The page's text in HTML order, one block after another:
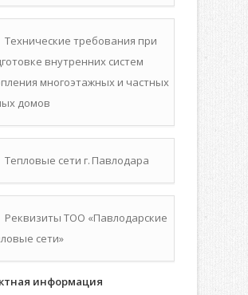
Технические требования при
внутренних систем
многоэтажных и частных
домов
Тепловые сети г. Павлодара
Реквизиты ТОО «Павлодарские
сети»
информация